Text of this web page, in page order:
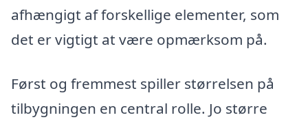
afhængigt af forskellige elementer, som
det er vigtigt at være opmærksom på.
Først og fremmest spiller størrelsen på
tilbygningen en central rolle. Jo større